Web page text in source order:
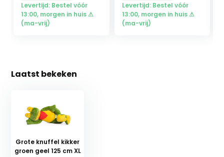
Levertijd: Bestel vóór
13:00, morgen in huis ⚠
(ma-vrij)
Levertijd: Bestel vóór
13:00, morgen in huis ⚠
(ma-vrij)
Laatst bekeken
Grote knuffel kikker
groen geel 125 cm XL